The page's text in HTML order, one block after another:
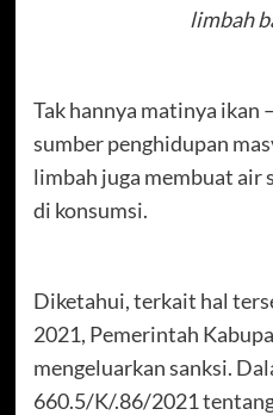
limbah
Tak hannya matinya ikan
sumber penghidupan
limbah juga membuat air
di konsumsi.
Diketahui, terkait hal
2021, Pemerintah
mengeluarkan sanksi.
660.5/K/.86/2021